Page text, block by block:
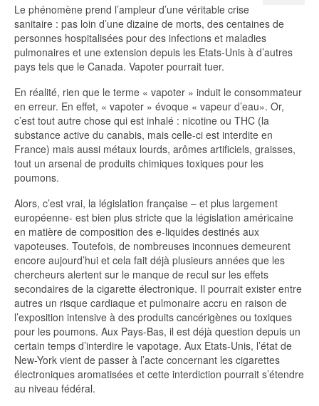
Le phénomène prend l’ampleur d’une véritable crise
sanitaire : pas loin d’une dizaine de morts, des centaines de
personnes hospitalisées pour des infections et maladies
pulmonaires et une extension depuis les Etats-Unis à d’autres
pays tels que le Canada. Vapoter pourrait tuer.
En réalité, rien que le terme « vapoter » induit le consommateur
en erreur. En effet, « vapoter » évoque « vapeur d’eau». Or,
c’est tout autre chose qui est inhalé : nicotine ou THC (la
substance active du canabis, mais celle-ci est interdite en
France) mais aussi métaux lourds, arômes artificiels, graisses,
tout un arsenal de produits chimiques toxiques pour les
poumons.
Alors, c’est vrai, la législation française – et plus largement
européenne- est bien plus stricte que la législation américaine
en matière de composition des e-liquides destinés aux
vapoteuses. Toutefois, de nombreuses inconnues demeurent
encore aujourd’hui et cela fait déjà plusieurs années que les
chercheurs alertent sur le manque de recul sur les effets
secondaires de la cigarette électronique. Il pourrait exister entre
autres un risque cardiaque et pulmonaire accru en raison de
l’exposition intensive à des produits cancérigènes ou toxiques
pour les poumons. Aux Pays-Bas, il est déjà question depuis un
certain temps d’interdire le vapotage. Aux Etats-Unis, l’état de
New-York vient de passer à l’acte concernant les cigarettes
électroniques aromatisées et cette interdiction pourrait s’étendre
au niveau fédéral.